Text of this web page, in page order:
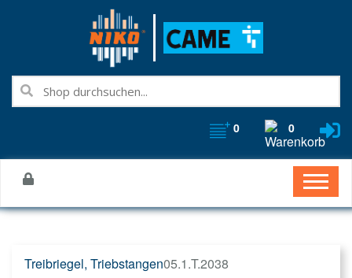
0 0
Treibriegel, Triebstangen05.1.T.2038